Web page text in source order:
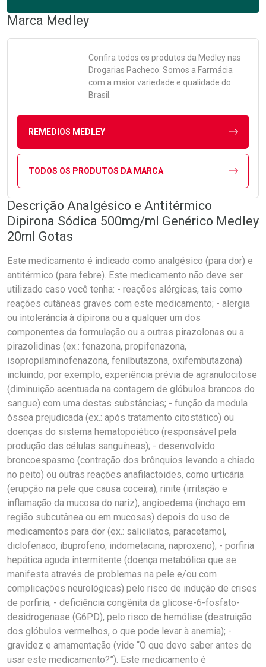
Marca Medley
Confira todos os produtos da Medleynas
Drogarias Pacheco. Somos a Farmácia
com a maior variedade e qualidade do
Brasil.
REMEDIOS MEDLEY
TODOS OS PRODUTOS DA MARCA
Descrição Analgésico e Antitérmico
Dipirona Sódica 500mg/ml Genérico Medley
20ml Gotas
Este medicamento é indicado como analgésico (para dor) e
antitérmico (para febre). Este medicamento não deve ser
utilizado caso você tenha: - reações alérgicas, tais como
reações cutâneas graves com este medicamento; - alergia
ou intolerância à dipirona ou a qualquer um dos
componentes da formulação ou a outras pirazolonas ou a
pirazolidinas (ex.: fenazona, propifenazona,
isopropilaminofenazona, fenilbutazona, oxifembutazona)
incluindo, por exemplo, experiência prévia de agranulocitose
(diminuição acentuada na contagem de glóbulos brancos do
sangue) com uma destas substâncias; - função da medula
óssea prejudicada (ex.: após tratamento citostático) ou
doenças do sistema hematopoiético (responsável pela
produção das células sanguíneas); - desenvolvido
broncoespasmo (contração dos brônquios levando a chiado
no peito) ou outras reações anafilactoides, como urticária
(erupção na pele que causa coceira), rinite (irritação e
inflamação da mucosa do nariz), angioedema (inchaço em
região subcutânea ou em mucosas) depois do uso de
medicamentos para dor (ex.: salicilatos, paracetamol,
diclofenaco, ibuprofeno, indometacina, naproxeno); - porfiria
hepática aguda intermitente (doença metabólica que se
manifesta através de problemas na pele e/ou com
complicações neurológicas) pelo risco de indução de crises
de porfiria; - deficiência congênita da glicose-6-fosfato-
desidrogenase (G6PD), pelo risco de hemólise (destruição
dos glóbulos vermelhos, o que pode levar à anemia); -
gravidez e amamentação (vide “O que devo saber antes de
usar este medicamento?”). Este medicamento é